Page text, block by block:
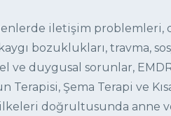
iletişim problemleri,
bozuklukları, travma,
ve duygusal sorunlar,
Terapisi, Şema Terapi ve
doğrultusunda anne